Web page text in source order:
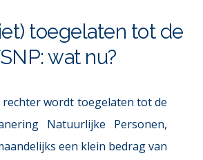
toegelaten tot de
wat nu?
rechter wordt toegelaten tot de
Natuurlijke Personen,
een klein bedrag van